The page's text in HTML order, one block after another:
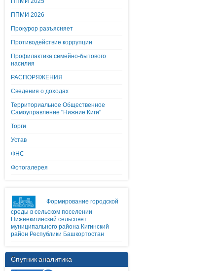
ППМИ 2026
Прокурор разъясняет
Противодействие коррупции
Профилактика семейно-бытового
насилия
РАСПОРЯЖЕНИЯ
Сведения о доходах
Территориальное Общественное
Самоуправление "Нижние Киги"
Торги
Устав
ФНС
Фотогалерея
Формирование городской
среды в сельском поселении
Нижнекигинский сельсовет
муниципального района Кигинский
район Республики Башкортостан
Спутник аналитика